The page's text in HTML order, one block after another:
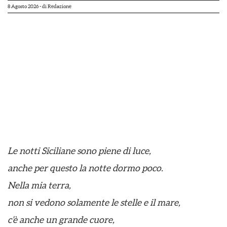
8 Agosto 2026- di Redazione
Le notti Siciliane sono piene di luce,
anche per questo la notte dormo poco.
Nella mia terra,
non si vedono solamente le stelle e il mare,
c’è anche un grande cuore,